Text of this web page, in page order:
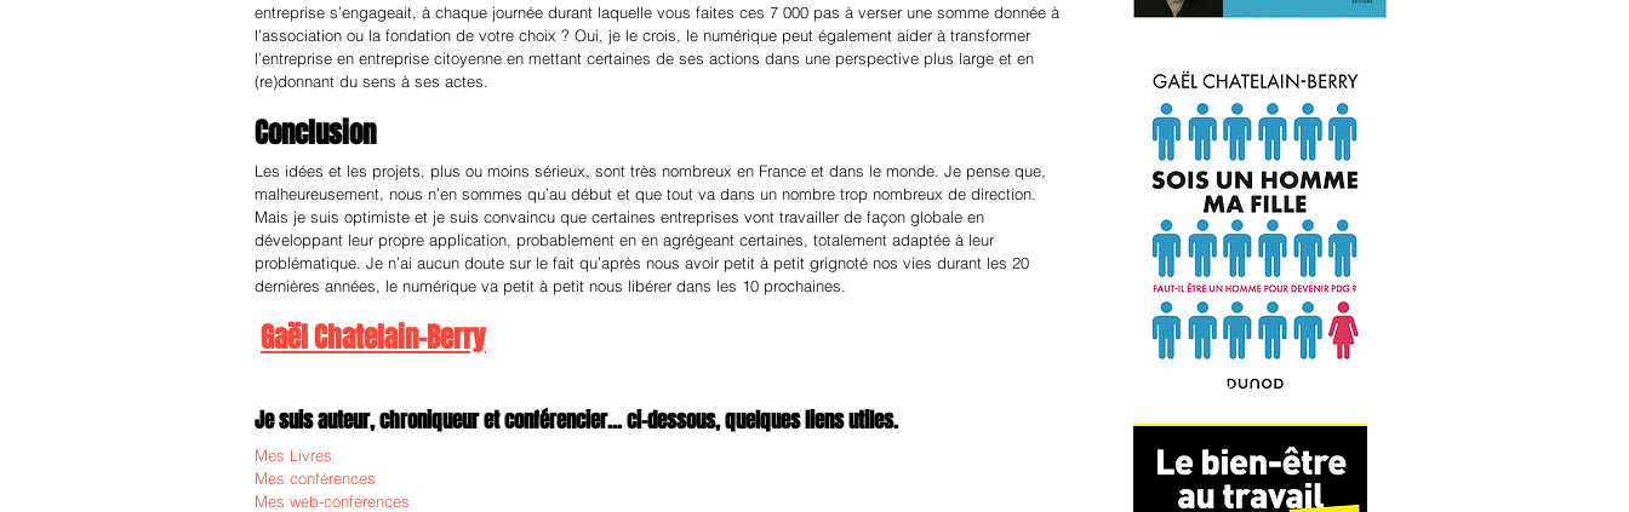
entreprise s’engageait, à chaque journée durant laquelle vous faites ces 7 000 pas à verser une somme donnée à
l’association ou la fondation de votre choix ? Oui, je le crois, le numérique peut également aider à transformer
l’entreprise en entreprise citoyenne en mettant certaines de ses actions dans une perspective plus large et en
(re)donnant du sens à ses actes.
Conclusion
Les idées et les projets, plus ou moins sérieux, sont très nombreux en France et dans le monde. Je pense que,
malheureusement, nous n’en sommes qu’au début et que tout va dans un nombre trop nombreux de direction.
Mais je suis optimiste et je suis convaincu que certaines entreprises vont travailler de façon globale en
développant leur propre application, probablement en en agrégeant certaines, totalement adaptée à leur
problématique. Je n’ai aucun doute sur le fait qu’après nous avoir petit à petit grignoté nos vies durant les 20
dernières années, le numérique va petit à petit nous libérer dans les 10 prochaines.
Gaël Chatelain-Berry
Je suis auteur, chroniqueur et conférencier... ci-dessous, quelques liens utiles.
Mes Livres
Mes conférences
Mes web-conférences